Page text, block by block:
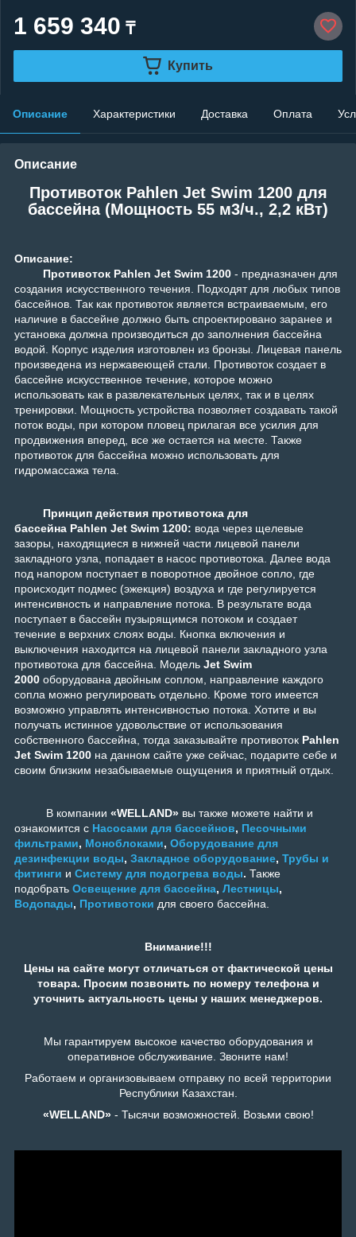
1 659 340 ₸
Купить
Описание Характеристики Доставка Оплата
Описание
Противоток Pahlen Jet Swim 1200 для
бассейна (Мощность 55 м3/ч., 2,2 кВт)
Описание:
Противоток Pahlen Jet Swim 1200 - предназначен для
создания искусственного течения. Подходят для любых типов
бассейнов. Так как противоток является встраиваемым, его
наличие в бассейне должно быть спроектировано заранее и
установка должна производиться до заполнения бассейна
водой. Корпус изделия изготовлен из бронзы. Лицевая панель
произведена из нержавеющей стали. Противоток создает в
бассейне искусственное течение, которое можно
использовать как в развлекательных целях, так и в целях
тренировки. Мощность устройства позволяет создавать такой
поток воды, при котором пловец прилагая все усилия для
продвижения вперед, все же остается на месте. Также
противоток для бассейна можно использовать для
гидромассажа тела.
Принцип действия противотока для
бассейна Pahlen Jet Swim 1200: вода через щелевые
зазоры, находящиеся в нижней части лицевой панели
закладного узла, попадает в насос противотока. Далее вода
под напором поступает в поворотное двойное сопло, где
происходит подмес (эжекция) воздуха и где регулируется
интенсивность и направление потока. В результате вода
поступает в бассейн пузырящимся потоком и создает
течение в верхних слоях воды. Кнопка включения и
выключения находится на лицевой панели закладного узла
противотока для бассейна. Модель Jet Swim
2000 оборудована двойным соплом, направление каждого
сопла можно регулировать отдельно. Кроме того имеется
возможно управлять интенсивностью потока. Хотите и вы
получать истинное удовольствие от использования
собственного бассейна, тогда заказывайте противоток Pahlen
Jet Swim 1200 на данном сайте уже сейчас, подарите себе и
своим близким незабываемые ощущения и приятный отдых.
В компании «WELLAND» вы также можете найти и
ознакомится с Насосами для бассейнов, Песочными
фильтрами, Моноблоками, Оборудование для
дезинфекции воды, Закладное оборудование, Трубы и
фитинги и Систему для подогрева воды. Также
подобрать Освещение для бассейна, Лестницы,
Водопады, Противотоки для своего бассейна.
Внимание!!!
Цены на сайте могут отличаться от фактической цены
товара. Просим позвонить по номеру телефона и
уточнить актуальность цены у наших менеджеров.
Мы гарантируем высокое качество оборудования и
оперативное обслуживание. Звоните нам!
Работаем и организовываем отправку по всей территории
Республики Казахстан.
«WELLAND»- Тысячи возможностей. Возьми свою!